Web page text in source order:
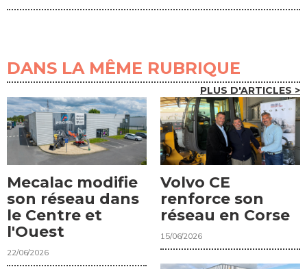
DANS LA MÊME RUBRIQUE
PLUS D'ARTICLES >
Mecalac modifie
son réseau dans
le Centre et
l'Ouest
22/06/2026
Volvo CE
renforce son
réseau en Corse
15/06/2026